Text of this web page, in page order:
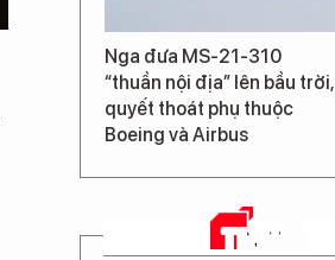
Nga đưa MS-21-310
“thuần nội địa” lên bầu trời,
quyết thoát phụ thuộc
Boeing và Airbus
TIN MỚI